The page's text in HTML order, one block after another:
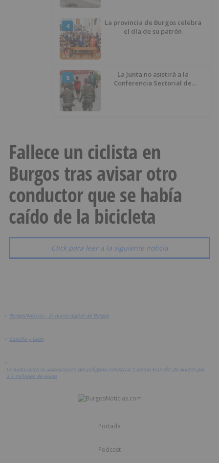
4
La provincia de Burgos celebra
el día de su patrón
5
La Junta no asistirá a la
Conferencia Sectorial de
Fallece un ciclista en
Burgos tras avisar otro
conductor que se había
caído de la bicicleta
Click para leer a la siguiente noticia
> BurgosNoticias - El diario digital de Burgos
> Castilla y León
>
La Junta licita la urbanización del polígono industrial ‘Camino Francés’ de Burgos por
3,1 millones de euros
Portada
Podcast